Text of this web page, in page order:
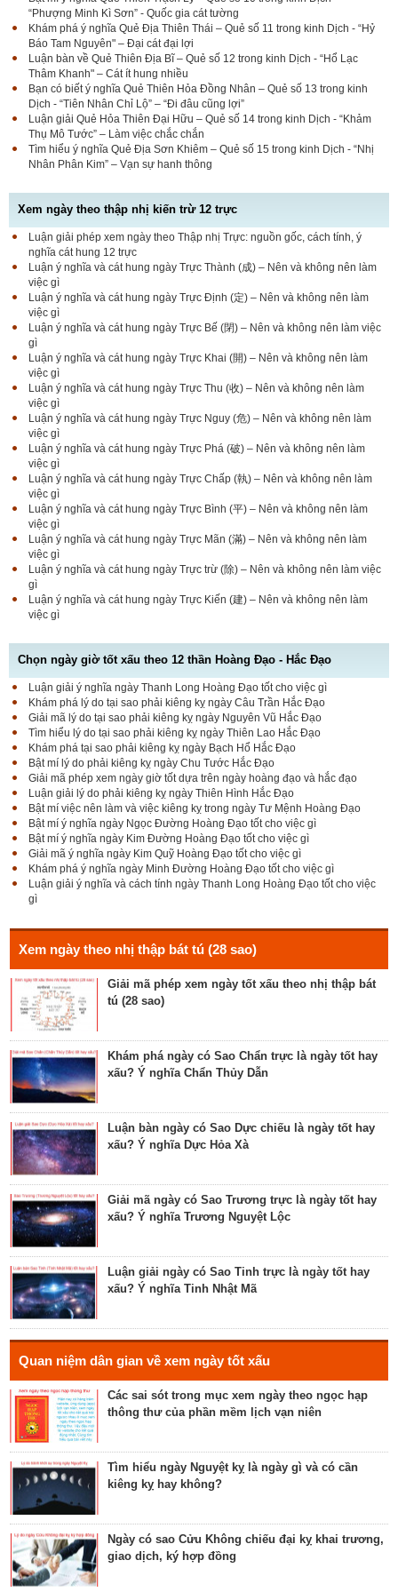
“Phượng Minh Kì Sơn” - Quốc gia cát tường
Khám phá ý nghĩa Quẻ Địa Thiên Thái – Quẻ số 11 trong kinh Dịch - “Hỷ
Báo Tam Nguyên" – Đại cát đại lợi
Luận bàn về Quẻ Thiên Địa Bĩ – Quẻ số 12 trong kinh Dịch - “Hổ Lạc
Thâm Khanh" – Cát ít hung nhiều
Bạn có biết ý nghĩa Quẻ Thiên Hỏa Đồng Nhân – Quẻ số 13 trong kinh
Dịch - “Tiên Nhân Chỉ Lộ” – “Đi đâu cũng lợi”
Luận giải Quẻ Hỏa Thiên Đại Hữu – Quẻ số 14 trong kinh Dịch - “Khảm
Thụ Mô Tước” – Làm việc chắc chắn
Tìm hiểu ý nghĩa Quẻ Địa Sơn Khiêm – Quẻ số 15 trong kinh Dịch - “Nhị
Nhân Phân Kim” – Vạn sự hanh thông
Xem ngày theo thập nhị kiến trừ 12 trực
Luận giải phép xem ngày theo Thập nhị Trực: nguồn gốc, cách tính, ý
nghĩa cát hung 12 trực
Luận ý nghĩa và cát hung ngày Trực Thành (成) – Nên và không nên làm
việc gì
Luận ý nghĩa và cát hung ngày Trực Định (定) – Nên và không nên làm
việc gì
Luận ý nghĩa và cát hung ngày Trực Bế (閉) – Nên và không nên làm việc
gì
Luận ý nghĩa và cát hung ngày Trực Khai (開) – Nên và không nên làm
việc gì
Luận ý nghĩa và cát hung ngày Trực Thu (收) – Nên và không nên làm
việc gì
Luận ý nghĩa và cát hung ngày Trực Nguy (危) – Nên và không nên làm
việc gì
Luận ý nghĩa và cát hung ngày Trực Phá (破) – Nên và không nên làm
việc gì
Luận ý nghĩa và cát hung ngày Trực Chấp (執) – Nên và không nên làm
việc gì
Luận ý nghĩa và cát hung ngày Trực Bình (平) – Nên và không nên làm
việc gì
Luận ý nghĩa và cát hung ngày Trực Mãn (滿) – Nên và không nên làm
việc gì
Luận ý nghĩa và cát hung ngày Trực trừ (除) – Nên và không nên làm việc
gì
Luận ý nghĩa và cát hung ngày Trực Kiến (建) – Nên và không nên làm
việc gì
Chọn ngày giờ tốt xấu theo 12 thần Hoàng Đạo - Hắc Đạo
Luận giải ý nghĩa ngày Thanh Long Hoàng Đạo tốt cho việc gì
Khám phá lý do tại sao phải kiêng kỵ ngày Câu Trần Hắc Đạo
Giải mã lý do tại sao phải kiêng kỵ ngày Nguyên Vũ Hắc Đạo
Tìm hiểu lý do tại sao phải kiêng kỵ ngày Thiên Lao Hắc Đạo
Khám phá tại sao phải kiêng kỵ ngày Bạch Hổ Hắc Đạo
Bật mí lý do phải kiêng kỵ ngày Chu Tước Hắc Đạo
Giải mã phép xem ngày giờ tốt dựa trên ngày hoàng đạo và hắc đạo
Luận giải lý do phải kiêng kỵ ngày Thiên Hình Hắc Đạo
Bật mí việc nên làm và việc kiêng kỵ trong ngày Tư Mệnh Hoàng Đạo
Bật mí ý nghĩa ngày Ngọc Đường Hoàng Đạo tốt cho việc gì
Bật mí ý nghĩa ngày Kim Đường Hoàng Đạo tốt cho việc gì
Giải mã ý nghĩa ngày Kim Quỹ Hoàng Đạo tốt cho việc gì
Khám phá ý nghĩa ngày Minh Đường Hoàng Đạo tốt cho việc gì
Luận giải ý nghĩa và cách tính ngày Thanh Long Hoàng Đạo tốt cho việc
gì
Xem ngày theo nhị thập bát tú (28 sao)
Luận bàn Sao Phòng tốt hay xấu – Tính chất và ý
nghĩa Phòng Nhật Thố
Bật mí Sao Đê tốt hay xấu – Tính chất và ý nghĩa
Đê Thổ Lạc
Giải mã Sao Cang tốt hay xấu – Tính chất và ý
nghĩa Cang Kim long
nghĩa Giác Mộc Giao
Giải mã phép xem ngày tốt xấu theo nhị thập bát
tú (28 sao)
Khám phá ngày có Sao Chẩn trực là ngày tốt hay
xấu? Ý nghĩa Chẩn Thủy Dẫn
Luận bàn ngày có Sao Dực chiếu là ngày tốt hay
xấu? Ý nghĩa Dực Hỏa Xà
Giải mã ngày có Sao Trương trực là ngày tốt hay
xấu? Ý nghĩa Trương Nguyệt Lộc
Luận giải ngày có Sao Tinh trực là ngày tốt hay
xấu? Ý nghĩa Tinh Nhật Mã
Hé lộ ngày có Sao Liễu trực là ngày tốt hay xấu? Ý
nghĩa Liễu Thổ Chương
Luận bàn ngày có Sao Quỷ chiếu là ngày tốt hay
Bật mí ngày có Sao Tỉnh chiếu là ngày tốt hay
Giải mã ngày có Sao Sâm chiếu là ngày tốt hay
Quan niệm dân gian về xem ngày tốt xấu
hôn nhân, xuất hành, chữa bệnh
phúc, cầu tự, cầu thọ, cầu tài lộc
lễ cưới, khởi công, tu tạo nhà cửa
cho tế lễ, cầu phúc
cho xuất hành, giao dịch, cầu tài lộc
Các sai sót trong mục xem ngày theo ngọc hạp
thông thư của phần mềm lịch vạn niên
Tìm hiểu ngày Nguyệt kỵ là ngày gì và có cần
kiêng kỵ hay không?
Ngày có sao Cửu Không chiếu đại kỵ khai trương,
giao dịch, ký hợp đồng